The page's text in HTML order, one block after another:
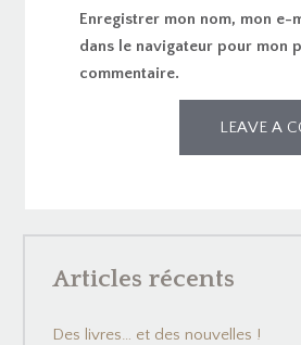
Enregistrer mon nom, mon e-
dans le navigateur pour mon
commentaire.
Articles récents
Des livres… et des nouvelles !